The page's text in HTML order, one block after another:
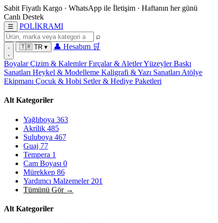
Sabit Fiyatlı Kargo · WhatsApp ile İletişim · Haftanın her günü
Canlı Destek
☰ POLİKRAMI
⌕
🇹🇷 TR ▾ 👤 Hesabım 🛒
BoyalarÇizim & KalemlerFırçalar & AletlerYüzeylerBaskı
Sanatları Heykel & Modelleme Kaligrafi & Yazı Sanatları Atölye
Ekipmanı Çocuk & Hobi Setler & Hediye Paketleri
Alt Kategoriler
Yağlıboya 363
Akrilik 485
Suluboya 467
Guaj 77
Tempera 1
Cam Boyası 0
Mürekkep 86
Yardımcı Malzemeler 201
Tümünü Gör →
Alt Kategoriler